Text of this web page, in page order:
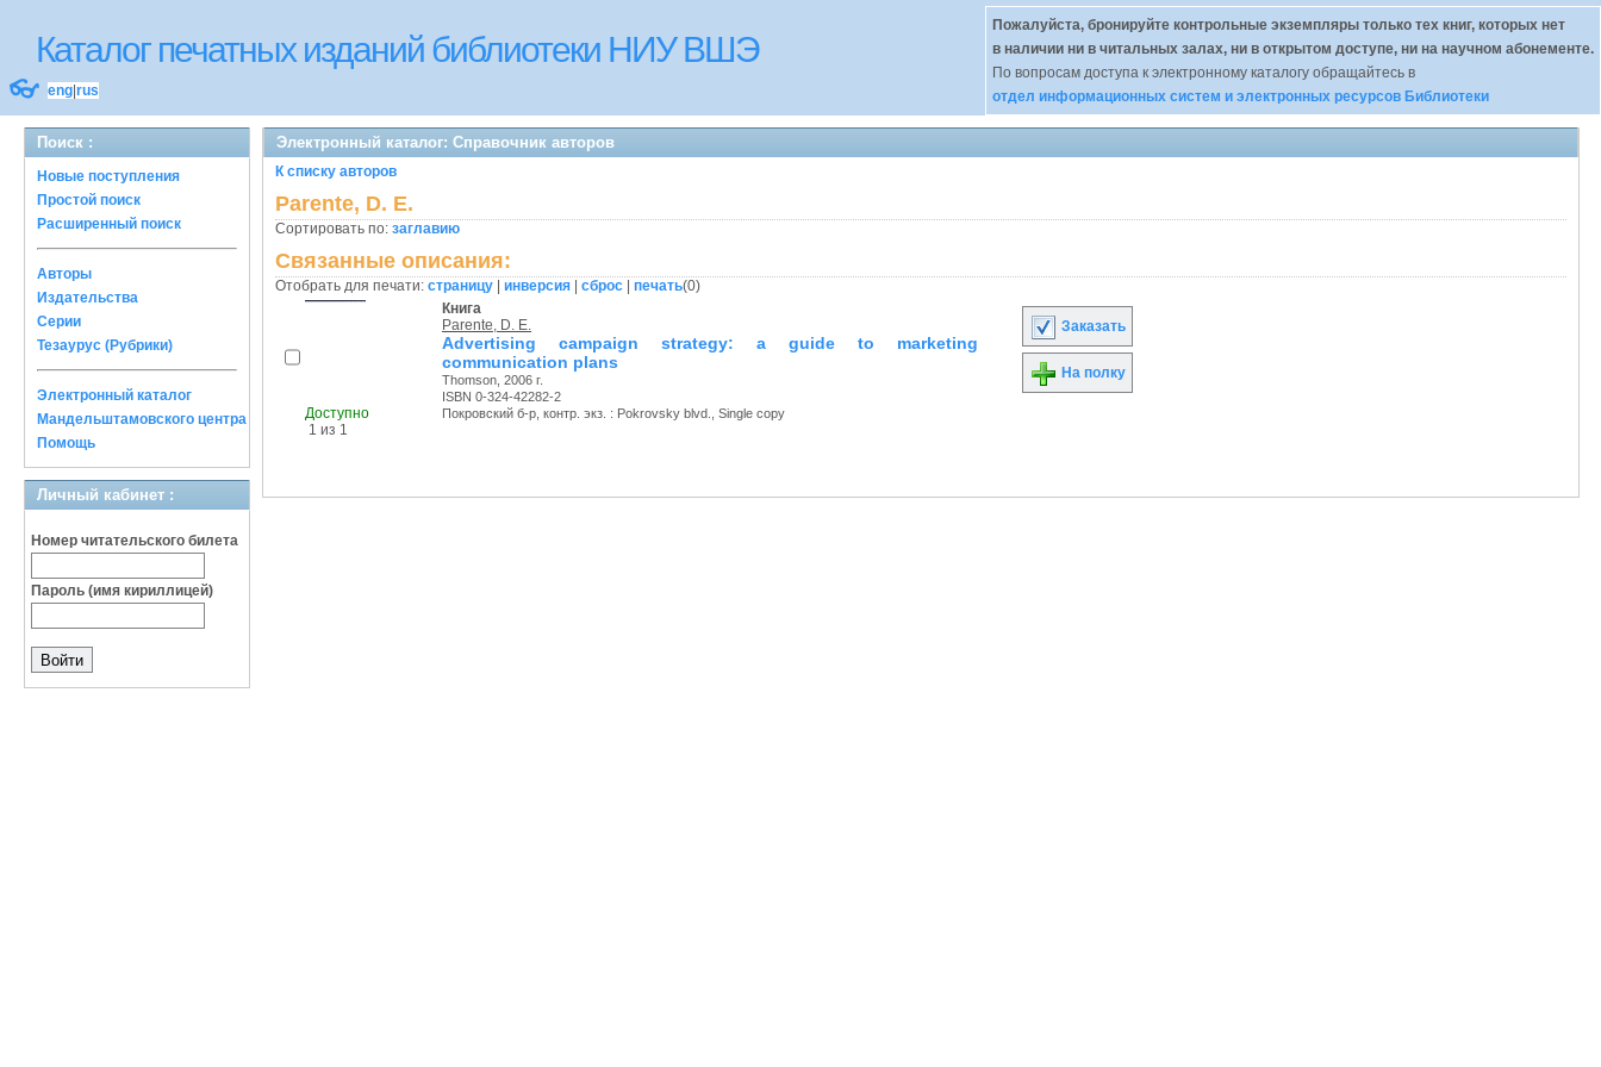
Каталог печатных изданий библиотеки НИУ ВШЭ
👓 eng rus
Пожалуйста, бронируйте контрольные экземпляры только тех книг, которых нет
в наличии ни в читальных залах, ни в открытом доступе, ни на научном абонементе.
По вопросам доступа к электронному каталогу обращайтесь в
отдел информационных систем и электронных ресурсов Библиотеки
Поиск :
Новые поступления
Простой поиск
Расширенный поиск
Авторы
Издательства
Серии
Тезаурус (Рубрики)
Электронный каталог
Мандельштамовского центра
Помощь
Личный кабинет :
Номер читательского билета
Пароль (имя кириллицей)
Электронный каталог: Справочник авторов
К списку авторов
Parente, D. E.
Сортировать по: заглавию
Связанные описания:
Отобрать для печати: страницу инверсия сброс печать(0)
Доступно
1 из 1
Книга
Parente, D. E.
Advertising campaign strategy: a guide to marketing
communication plans
Thomson, 2006 г.
ISBN 0-324-42282-2
Покровский б-р, контр. экз. : Pokrovsky blvd., Single copy
Заказать
На полку